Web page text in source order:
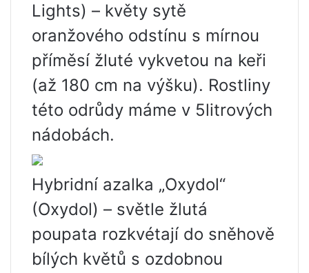
Lights) – květy sytě
oranžového odstínu s mírnou
příměsí žluté vykvetou na keři
(až 180 cm na výšku). Rostliny
této odrůdy máme v 5litrových
nádobách.
Hybridní azalka „Oxydol“
(Oxydol) – světle žlutá
poupata rozkvétají do sněhově
bílých květů s ozdobnou